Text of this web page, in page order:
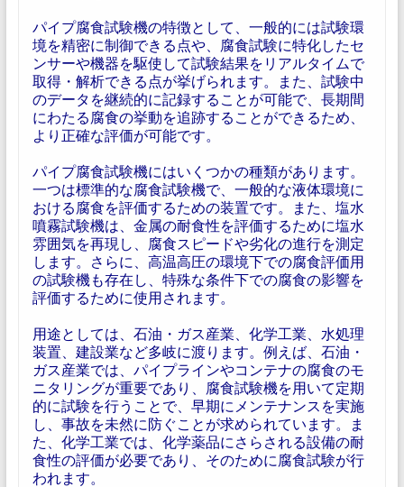
パイプ腐食試験機の特徴として、一般的には試験環
境を精密に制御できる点や、腐食試験に特化したセ
ンサーや機器を駆使して試験結果をリアルタイムで
取得・解析できる点が挙げられます。また、試験中
のデータを継続的に記録することが可能で、長期間
にわたる腐食の挙動を追跡することができるため、
より正確な評価が可能です。
パイプ腐食試験機にはいくつかの種類があります。
一つは標準的な腐食試験機で、一般的な液体環境に
おける腐食を評価するための装置です。また、塩水
噴霧試験機は、金属の耐食性を評価するために塩水
雰囲気を再現し、腐食スピードや劣化の進行を測定
します。さらに、高温高圧の環境下での腐食評価用
の試験機も存在し、特殊な条件下での腐食の影響を
評価するために使用されます。
用途としては、石油・ガス産業、化学工業、水処理
装置、建設業など多岐に渡ります。例えば、石油・
ガス産業では、パイプラインやコンテナの腐食のモ
ニタリングが重要であり、腐食試験機を用いて定期
的に試験を行うことで、早期にメンテナンスを実施
し、事故を未然に防ぐことが求められています。ま
た、化学工業では、化学薬品にさらされる設備の耐
食性の評価が必要であり、そのために腐食試験が行
われます。